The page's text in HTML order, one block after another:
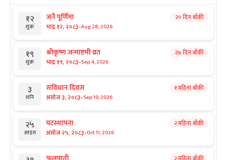
१२
शुक्र
जनै पूर्णिमा
भाद्र १२, २०८३-Aug 28, 2026
२० दिन बाँकी
१९
शुक्र
श्रीकृष्ण जन्माष्टमी व्रत
भाद्र १९, २०८३-Sep 4, 2026
२७ दिन बाँकी
३
शनि
संविधान दिवस
असोज ३, २०८३-Sep 19, 2026
१ महिना बाँकी
२५
आइत
घटस्थापना
असोज २५, २०८३-Oct 11, 2026
२ महिना बाँकी